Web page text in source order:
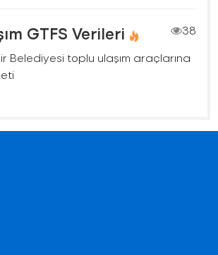
GTFS Verileri
38
Belediyesi toplu ulaşım araçlarına